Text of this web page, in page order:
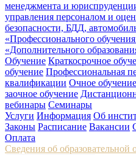
менеджмента и
управления персоналом и
безопасности, БДД,
«Профессионального
«Дополнительного
Обучение Краткосрочное
обучение Профессиональная
квалификации Очное обучение
заочное обучение
вебинары Семинары
Услуги Информация Об
Законы Расписание Вакансии
Оплата
Сведения об образовательной